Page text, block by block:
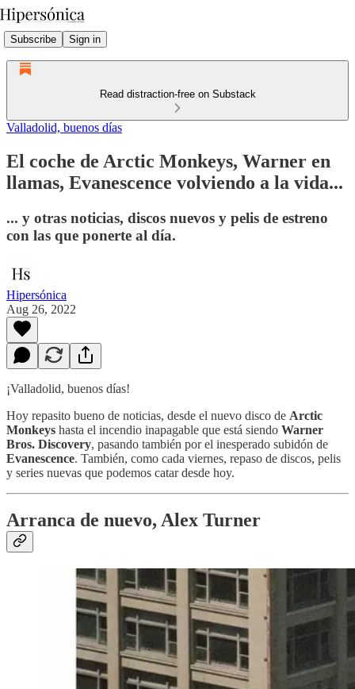
Subscribe Sign in
Read distraction-free on Substack
Valladolid, buenos días
El coche de Arctic Monkeys, Warner en
llamas, Evanescence volviendo a la vida...
... y otras noticias, discos nuevos y pelis de estreno
con las que ponerte al día.
Hipersónica
Aug 26, 2022
¡Valladolid, buenos días!
Hoy repasito bueno de noticias, desde el nuevo disco de Arctic
Monkeys hasta el incendio inapagable que está siendo Warner
Bros. Discovery, pasando también por el inesperado subidón de
Evanescence. También, como cada viernes, repaso de discos, pelis
y series nuevas que podemos catar desde hoy.
Arranca de nuevo, Alex Turner